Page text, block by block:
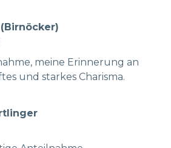
meine Erinnerung an
und starkes Charisma.